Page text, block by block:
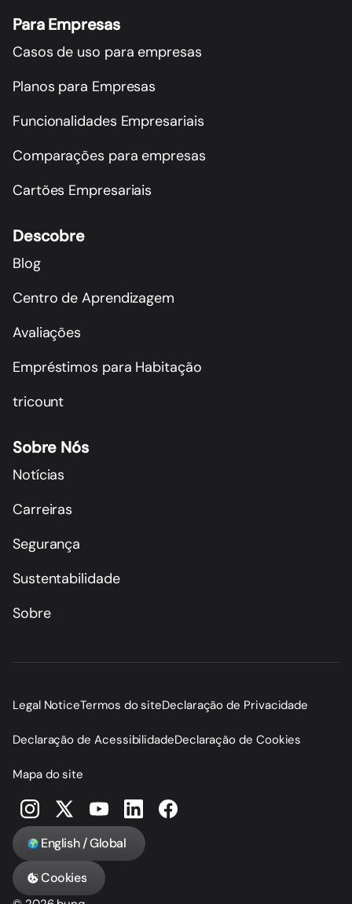
Para Empresas
Casos de uso para empresas
Planos para Empresas
Funcionalidades Empresariais
Comparações para empresas
Cartões Empresariais
Descobre
Blog
Centro de Aprendizagem
Avaliações
Empréstimos para Habitação
tricount
Sobre Nós
Notícias
Carreiras
Segurança
Sustentabilidade
Sobre
Legal NoticeTermos do siteDeclaração de Privacidade
Declaração de AcessibilidadeDeclaração de Cookies
Mapa do site
English / Global
Cookies